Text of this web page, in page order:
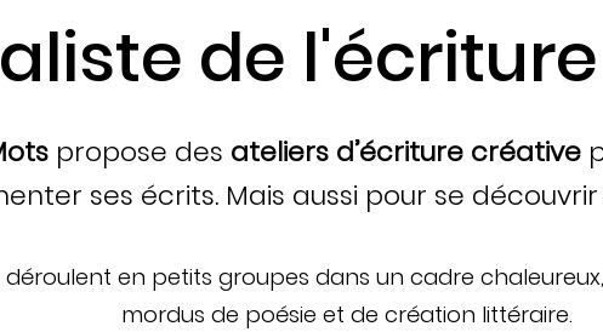
de
propose des ateliers d’écriture créative
ses écrits. Mais aussi pour se
déroulent en petits groupes dans un cadre
mordus de poésie et de création littéraire.